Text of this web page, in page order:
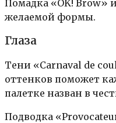
Помадка «OK! Brow»
желаемой формы.
Глаза
Тени «Carnaval de
оттенков поможет
палетке назван в
Подводка